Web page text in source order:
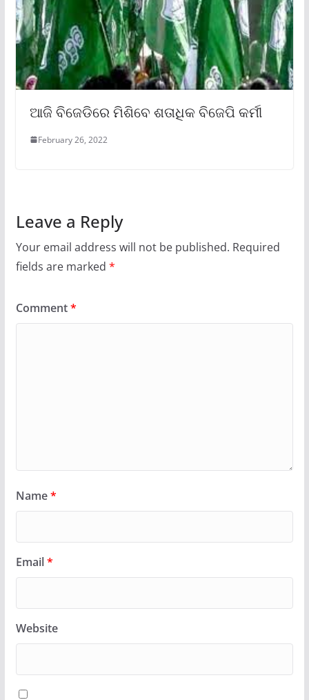
ଆଜି ବିଜେଡିରେ ମିଶିବେ ଶତାଧିକ ବିଜେପି କର୍ମୀ
February 26, 2022
Leave a Reply
Your email address will not be published. Required
fields are marked *
Comment*
Name*
Email*
Website